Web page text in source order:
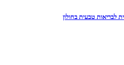
לבריאות טבעית בחולון